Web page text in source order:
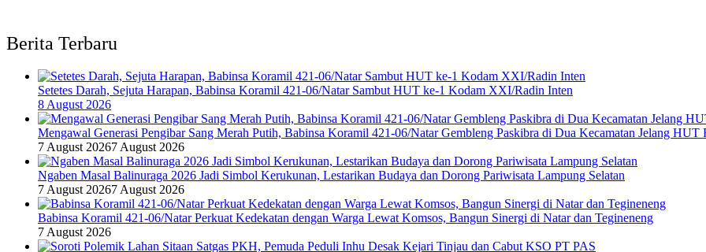
Berita Terbaru
Setetes Darah, Sejuta Harapan, Babinsa Koramil 421-06/Natar Sambut HUT ke-1 Kodam XXI/Radin Inten
8 August 2026
Mengawal Generasi Pengibar Sang Merah Putih, Babinsa Koramil 421-06/Natar Gembleng Paskibra di Dua Kecamatan Jelang HUT
7 August 20267 August 2026
Ngaben Masal Balinuraga 2026 Jadi Simbol Kerukunan, Lestarikan Budaya dan Dorong Pariwisata Lampung Selatan
7 August 20267 August 2026
Babinsa Koramil 421-06/Natar Perkuat Kedekatan dengan Warga Lewat Komsos, Bangun Sinergi di Natar dan Tegineneng
7 August 2026